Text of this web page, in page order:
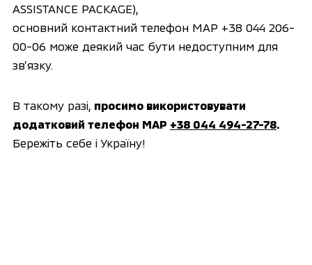
ASSISTANCE PACKAGE),
основний контактний телефон MAP +38 044 206-
00-06 може деякий час бути недоступним для
зв’язку.
В такому разі, просимо використовувати
додатковий телефон MAP +38 044 494-27-78.
Бережіть себе і Україну!